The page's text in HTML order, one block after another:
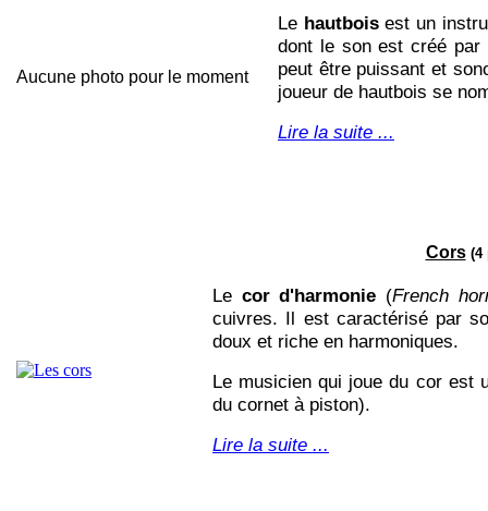
Aucune photo pour le moment
Le hautboisest un
dont le sonest créé par
peut être puissant et
joueur de hautbois se
Lire la suite ...
Cors(4
Le cor d'harmonie (French
cuivres. Il est caractérisé par
doux et riche en harmoniques.
Le musicien qui joue du cor est
du cornet à piston).
Lire la suite ...